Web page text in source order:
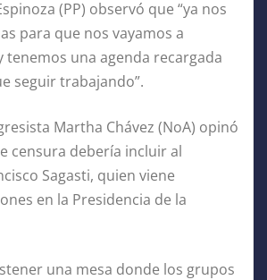
(PP) observó que “ya nos
para que nos vayamos a
tenemos una agenda recargada
seguir trabajando”.
Martha Chávez (NoA) opinó
censura debería incluir al
Sagasti, quien viene
en la Presidencia de la
una mesa donde los grupos